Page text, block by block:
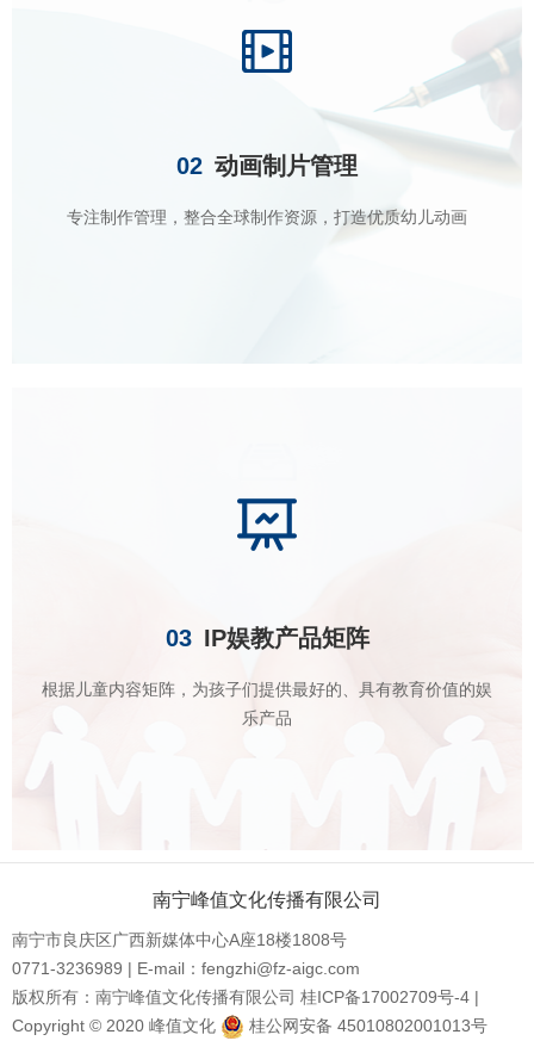
02 动画制片管理
专注制作管理，整合全球制作资源，打造优质幼儿动画
03 IP娱教产品矩阵
根据儿童内容矩阵，为孩子们提供最好的、具有教育价值的娱
乐产品
南宁峰值文化传播有限公司
南宁市良庆区广西新媒体中心A座18楼1808号
0771-3236989 | E-mail：fengzhi@fz-aigc.com
版权所有：南宁峰值文化传播有限公司 桂ICP备17002709号-4 |
Copyright © 2020 峰值文化
桂公网安备 45010802001013号